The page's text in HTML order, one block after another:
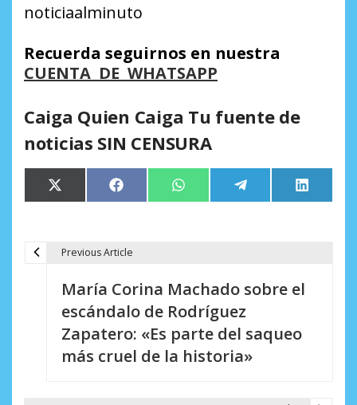
noticiaalminuto
Recuerda seguirnos en nuestra
CUENTA DE WHATSAPP
Caiga Quien Caiga Tu fuente de
noticias SIN CENSURA
Compartir
en
X
(Twitter)
Compartir
en
Facebook Compartir
en
WhatsApp Compartir
en
Telegram
en
LinkedIn
Previous Article
María Corina Machado sobre el
escándalo de Rodríguez
Zapatero: «Es parte del saqueo
más cruel de la historia»